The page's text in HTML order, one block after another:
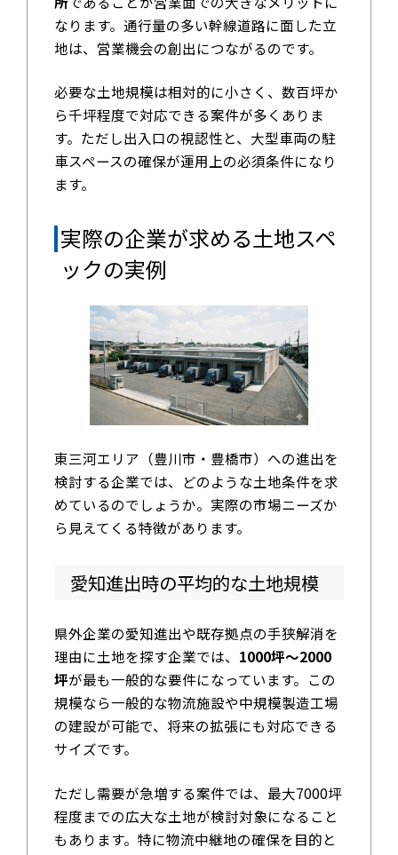
なります。通行量の多い幹線道路に面した立
地は、営業機会の創出につながるのです。
必要な土地規模は相対的に小さく、数百坪か
ら千坪程度で対応できる案件が多くありま
す。ただし出入口の視認性と、大型車両の駐
車スペースの確保が運用上の必須条件になり
ます。
実際の企業が求める土地スペ
ックの実例
東三河エリア（豊川市・豊橋市）への進出を
検討する企業では、どのような土地条件を求
めているのでしょうか。実際の市場ニーズか
ら見えてくる特徴があります。
愛知進出時の平均的な土地規模
県外企業の愛知進出や既存拠点の手狭解消を
理由に土地を探す企業では、 1000坪～2000
坪が最も一般的な要件になっています。この
規模なら一般的な物流施設や中規模製造工場
の建設が可能で、将来の拡張にも対応できる
サイズです。
ただし需要が急増する案件では、最大7000坪
程度までの広大な土地が検討対象になること
もあります。特に物流中継地の確保を目的と